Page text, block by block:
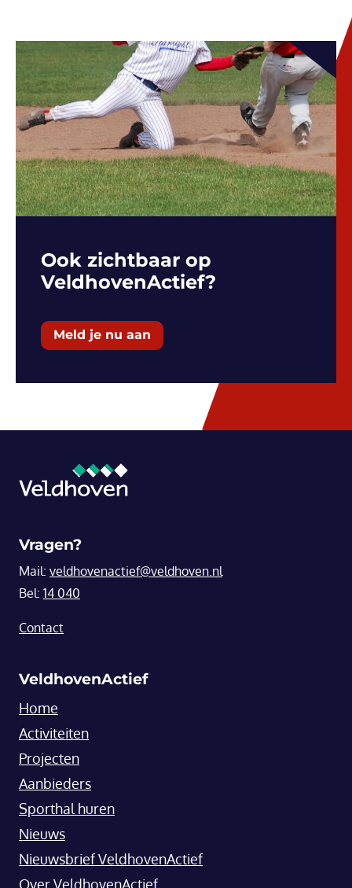
Ook zichtbaar op
VeldhovenActief?
Meld je nu aan
Vragen?
Mail: veldhovenactief@veldhoven.nl
Bel: 14 040
Contact
VeldhovenActief
Home
Activiteiten
Projecten
Aanbieders
Sporthal huren
Nieuws
Nieuwsbrief VeldhovenActief
Over VeldhovenActief